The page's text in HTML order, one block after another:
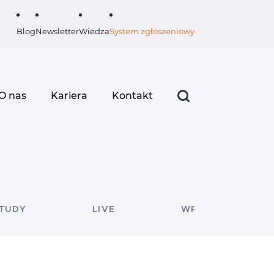
BlogNewsletterWiedzaSystem zgłoszeniowy
nas Kariera Kontakt
LIVE WPISY GOŚCINNE